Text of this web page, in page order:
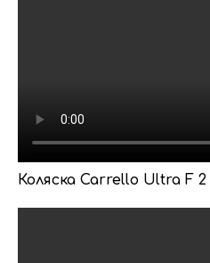
Коляска Carrello Ultra F 2